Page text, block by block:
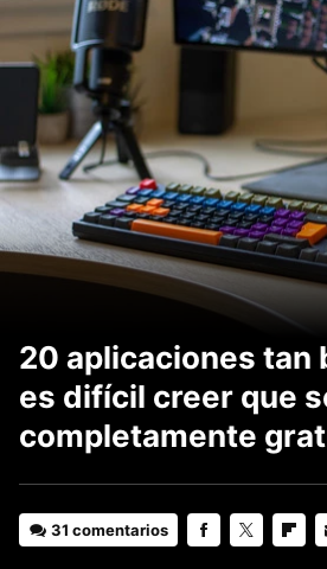
20 aplicaciones tan
es difícil creer que
completamente
31 comentarios